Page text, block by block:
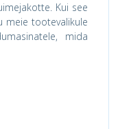
Kui see
meie tootevalikule
mida